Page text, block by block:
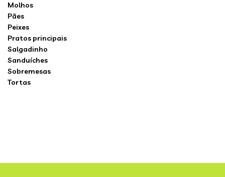
Molhos
Pães
Peixes
Pratos principais
Salgadinho
Sanduíches
Sobremesas
Tortas